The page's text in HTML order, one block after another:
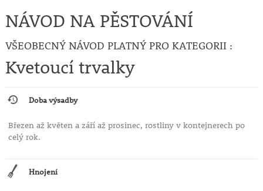
NÁVOD NA PĚSTOVÁNÍ
VŠEOBECNÝ NÁVOD PLATNÝ PRO KATEGORII :
Kvetoucí trvalky
Doba výsadby
Březen až květen a září až prosinec, rostliny v kontejnerech po
celý rok.
Hnojení